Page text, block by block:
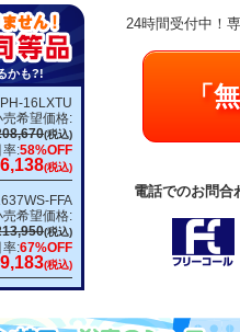
かも?!
PH-16LXTU
売希望価格:
(税込)
率:58%OFF
(税込)
FFA
売希望価格:
(税込)
率:67%OFF
(税込)
24時間受付中！
「
電話でのお問合